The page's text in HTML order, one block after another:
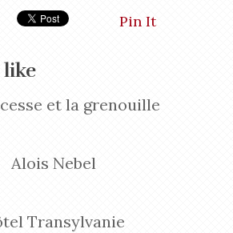
Pin It
like
et la grenouille
Alois Nebel
Transylvanie